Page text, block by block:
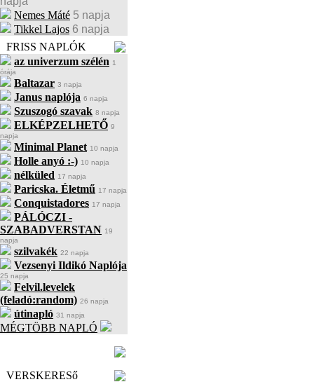
Nemes Máté 5 napja
Tikkel Lajos 6 napja
FRISS NAPLÓK
az univerzum szélén 1
órája
Baltazar 3 napja
Janus naplója 6 napja
Szuszogó szavak 8 napja
ELKÉPZELHETŐ 9
napja
Minimal Planet 10 napja
Holle anyó :-) 10 napja
nélküled 17 napja
Paricska. Életmű 17 napja
Conquistadores 17 napja
PÁLÓCZI -
SZABADVERSTAN 19
napja
szilvakék 22 napja
Vezsenyi Ildikó Naplója
25 napja
Felvil.levelek
(feladó:random) 26 napja
útinapló 31 napja
MÉGTÖBB NAPLÓ
VERSKERESő